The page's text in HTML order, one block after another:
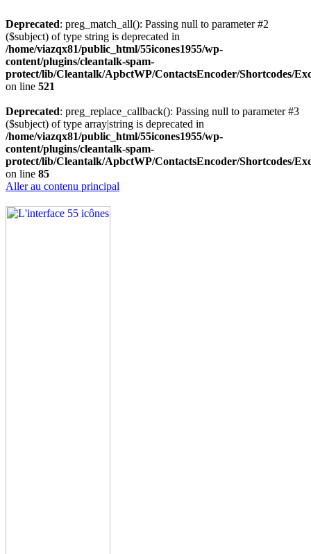
Deprecated: preg_match_all(): Passing null to parameter #2
($subject) of type string is deprecated in
/home/viazqx81/public_html/55icones1955/wp-
content/plugins/cleantalk-spam-
protect/lib/Cleantalk/ApbctWP/ContactsEncoder/Shortcodes/
on line 521
Deprecated: preg_replace_callback(): Passing null to parameter #3
($subject) of type array|string is deprecated in
/home/viazqx81/public_html/55icones1955/wp-
content/plugins/cleantalk-spam-
protect/lib/Cleantalk/ApbctWP/ContactsEncoder/Shortcodes/
on line 85
Aller au contenu principal